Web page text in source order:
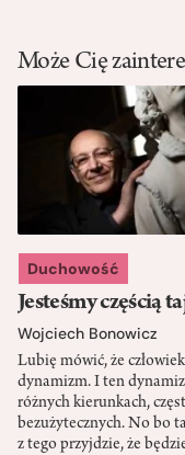
Może Cię
Duchowość
Jesteśmy częścią
Wojciech Bonowicz
Lubię mówić, że
dynamizm. I ten
różnych kierunkach,
bezużytecznych. No bo
z tego przyjdzie, że